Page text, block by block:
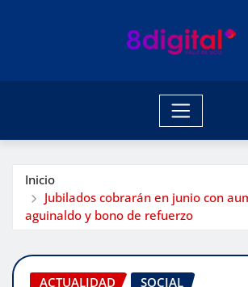
Inicio
Jubilados cobrarán en junio con
aguinaldo y bono de refuerzo
ACTUALIDAD
SOCIAL